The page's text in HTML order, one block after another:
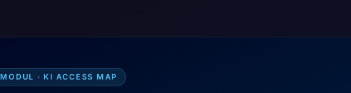
MODUL · KI ACCESS MAP